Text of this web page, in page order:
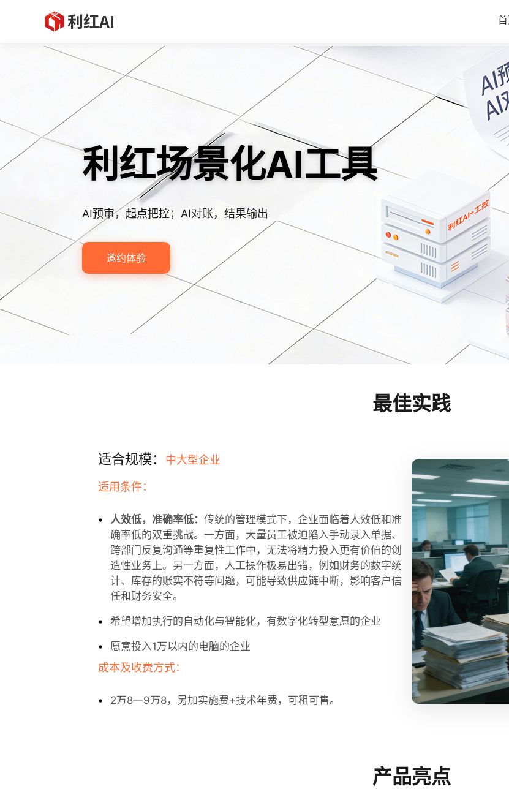
利红场景化AI工具
AI预审，起点把控；AI对账，结果输出
邀约体验
最佳实践
适合规模： 中大型企业
适用条件：
人效低，准确率低： 传统的管理模式下，企业面临着人效低和准
确率低的双重挑战。一方面，大量员工被迫陷入手动录入单据、
跨部门反复沟通等重复性工作中，无法将精力投入更有价值的创
造性业务上。另一方面，人工操作极易出错，例如财务的数字统
计、库存的账实不符等问题，可能导致供应链中断，影响客户信
任和财务安全。
希望增加执行的自动化与智能化，有数字化转型意愿的企业
愿意投入1万以内的电脑的企业
成本及收费方式：
2万8—9万8，另加实施费+技术年费，可租可售。
产品亮点